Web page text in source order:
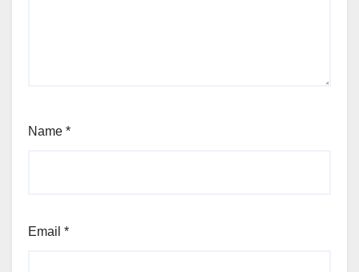
Name *
Email *